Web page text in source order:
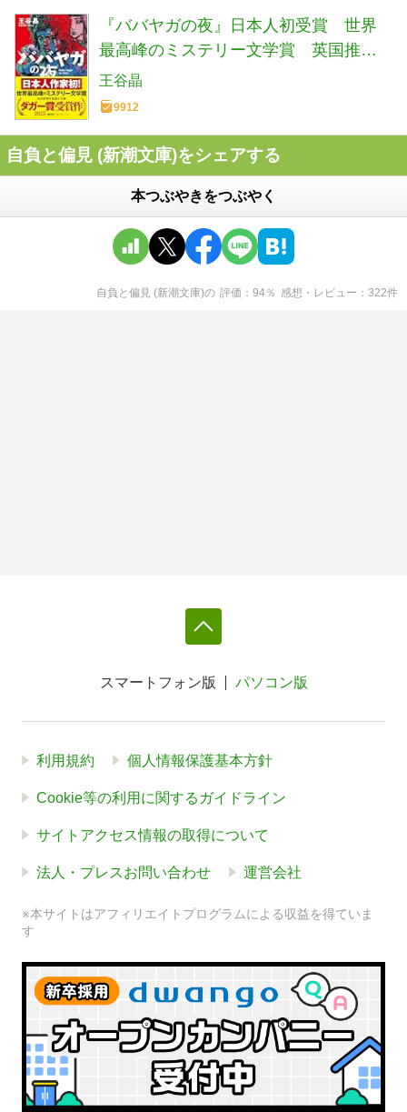
『ババヤガの夜』日本人初受賞 世界
最高峰のミステリー文学賞 英国推理
作家協会賞(ダガー賞） (河出文庫 お 46-
1)
王谷晶
9912
自負と偏見 (新潮文庫)をシェアする
本つぶやきをつぶやく
自負と偏見 (新潮文庫)の 評価 94％ 感想・レビュー 322件
スマートフォン版 パソコン版
利用規約 個人情報保護基本方針
Cookie等の利用に関するガイドライン
サイトアクセス情報の取得について
法人・プレスお問い合わせ 運営会社
※本サイトはアフィリエイトプログラムによる収益を得ていま
す